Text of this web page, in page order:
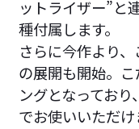
ットライザー”と
種付属します。
さらに今作より
の展開も開始。
ングとなってお
でお使いいただけ